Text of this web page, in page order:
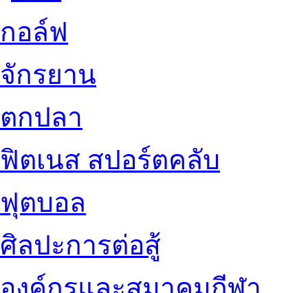
กอล์ฟ
จักรยาน
ตกปลา
ฟิตเนส สปอร์ตคลับ
ฟุตบอล
ศิลปะการต่อสู้